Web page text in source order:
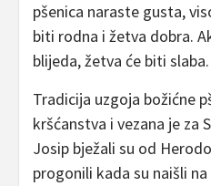
pšenica naraste gusta,
biti rodna i žetva dobra.
blijeda, žetva će biti slaba.
Tradicija uzgoja božićne
kršćanstva i vezana je za
Josip bježali su od
progonili kada su naišli